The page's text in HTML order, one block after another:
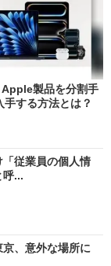
Apple製品を分割手
手する方法とは？
従業員の個人情
呼...
京、意外な場所に